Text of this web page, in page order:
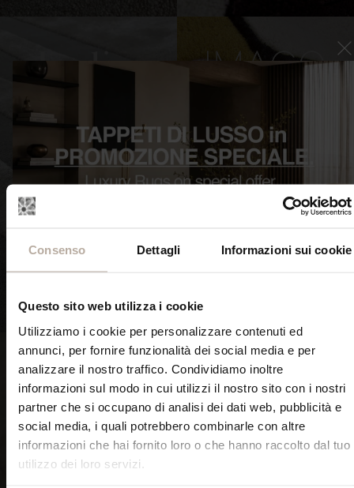
Consenso Dettagli Informazioni sui cookie
Questo sito web utilizza i cookie
Utilizziamo i cookie per personalizzare contenuti ed
annunci, per fornire funzionalità dei social media e per
analizzare il nostro traffico. Condividiamo inoltre
informazioni sul modo in cui utilizzi il nostro sito con i nostri
partner che si occupano di analisi dei dati web, pubblicità e
social media, i quali potrebbero combinarle con altre
informazioni che hai fornito loro o che hanno raccolto dal tuo
utilizzo dei loro servizi.
TAPPETI CONTEMPORANEI
DI LUSSO INEDITA
SCOPRI ORA
IRREGOLARI IMAGO
FORMENUANCES
TAPPETI CLASSICI
TAPPETI STAMPATI IN ALTA
RISOLUZIONE